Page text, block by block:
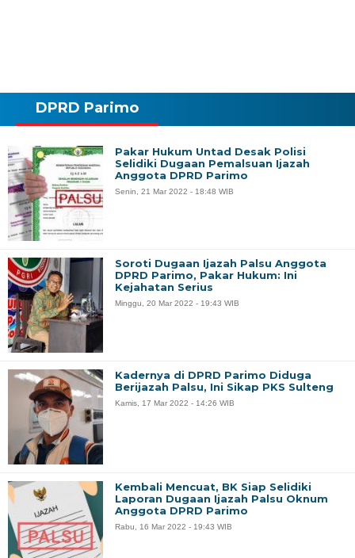
DPRD Parimo
Pakar Hukum Untad Desak Polisi
Selidiki Dugaan Pemalsuan Ijazah
Anggota DPRD Parimo
Senin, 21 Mar 2022 - 18:48 WIB
Soroti Dugaan Ijazah Palsu Anggota
DPRD Parimo, Pakar Hukum: Ini
Kejahatan Serius
Minggu, 20 Mar 2022 - 19:43 WIB
Kadernya di DPRD Parimo Diduga
Berijazah Palsu, Ini Sikap PKS Sulteng
Kamis, 17 Mar 2022 - 14:26 WIB
Kembali Mencuat, BK Siap Selidiki
Laporan Dugaan Ijazah Palsu Oknum
Anggota DPRD Parimo
Rabu, 16 Mar 2022 - 19:43 WIB